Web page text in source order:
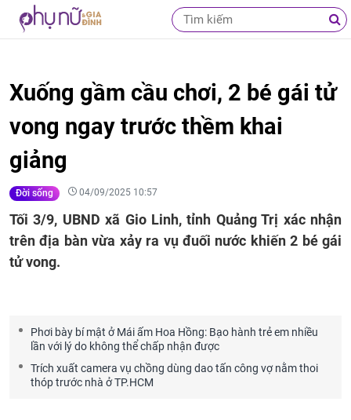
Xuống gầm cầu chơi, 2 bé gái tử
vong ngay trước thềm khai
giảng
Đời sống 04/09/2025 10:57
Tối 3/9, UBND xã Gio Linh, tỉnh Quảng Trị xác nhận
trên địa bàn vừa xảy ra vụ đuối nước khiến 2 bé gái
tử vong.
Phơi bày bí mật ở Mái ấm Hoa Hồng: Bạo hành trẻ em nhiều
lần với lý do không thể chấp nhận được
Trích xuất camera vụ chồng dùng dao tấn công vợ nằm thoi
thóp trước nhà ở TP.HCM